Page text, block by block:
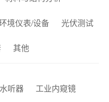
境仪表/设备 光伏测试
其他
水听器 工业内窥镜